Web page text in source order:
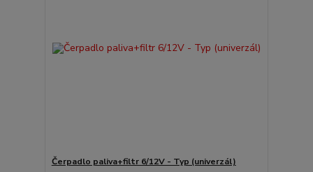
Čerpadlo paliva+filtr 6/12V - Typ (univerzál)